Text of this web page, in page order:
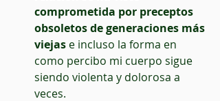
comprometida por preceptos
obsoletos de generaciones más
viejas e incluso la forma en
como percibo mi cuerpo sigue
siendo violenta y dolorosa a
veces.